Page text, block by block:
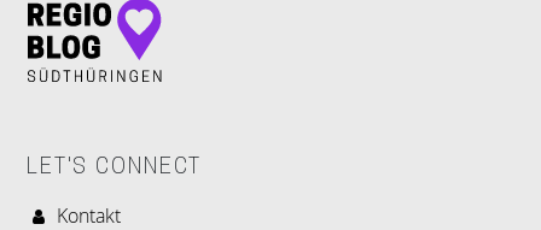
LET'S CONNECT
Kontakt